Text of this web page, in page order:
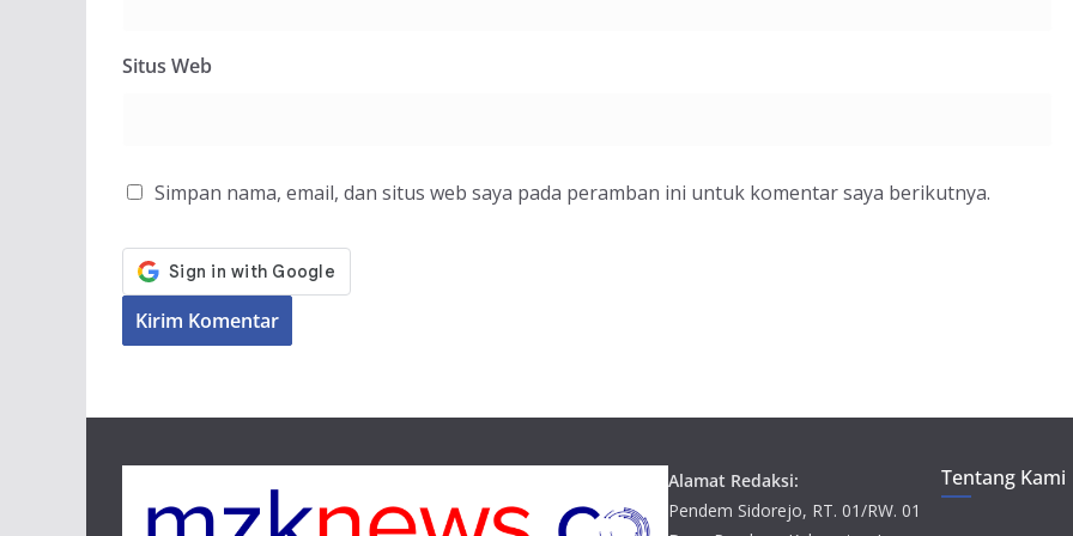
Situs Web
Simpan nama, email, dan situs web saya pada peramban ini untuk komentar saya berikutnya.
Alamat Redaksi:
Pendem Sidorejo, RT. 01/RW. 01
Tentang Kami